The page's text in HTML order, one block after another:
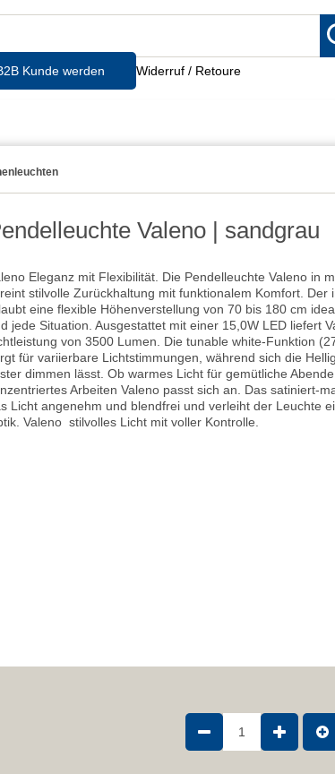
Kunde werden Widerruf / Retoure
Valeno | sandgrau
Eleganz mit Flexibilität. Die Pendelleuchte Valeno in
stilvolle Zurückhaltung mit funktionalem Komfort. Der
eine flexible Höhenverstellung von 70 bis 180 cm
jede Situation. Ausgestattet mit einer 15,0W LED liefert
von 3500 Lumen. Die tunable white-Funktion
für variierbare Lichtstimmungen, während sich die
dimmen lässt. Ob warmes Licht für gemütliche
Arbeiten Valeno passt sich an. Das satiniert-
Licht angenehm und blendfrei und verleiht der Leuchte
Valeno  stilvolles Licht mit voller Kontrolle.
1